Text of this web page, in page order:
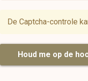
De Captcha-controle
Houd me op de